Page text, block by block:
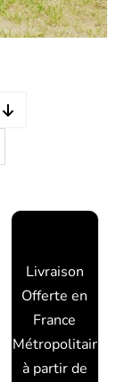
Livraison
Offerte en
France
Métropolitaine
à partir de